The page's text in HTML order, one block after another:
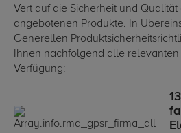
Vert auf die Sicherheit und
angebotenen Produkte. In
Generellen
Ihnen nachfolgend alle
Verfügung: